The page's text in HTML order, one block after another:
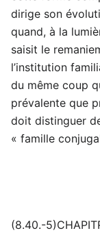
dirige son
quand, à la
saisit le
l’institution
du même coup
prévalente que
doit distinguer
« famille
(8.40.-